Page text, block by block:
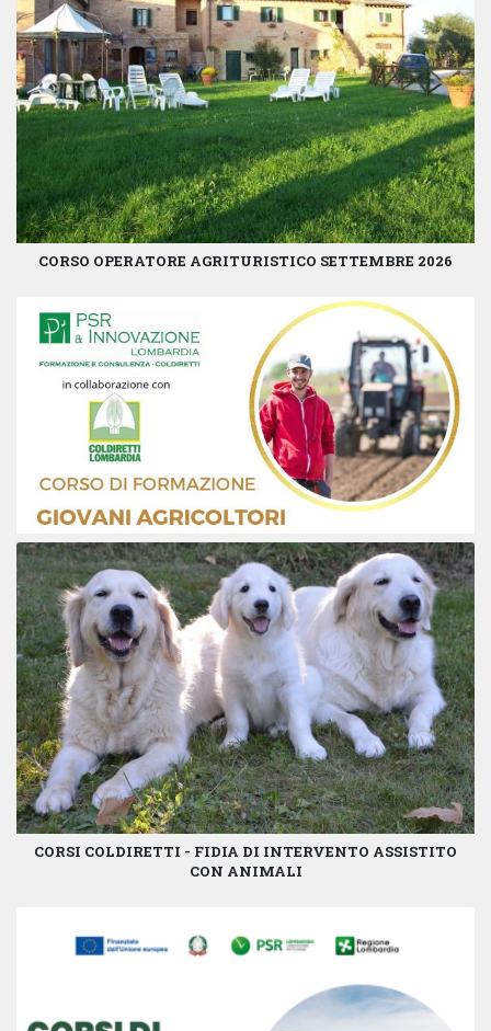
CORSO OPERATORE AGRITURISTICO SETTEMBRE 2026
CORSI COLDIRETTI - FIDIA DI INTERVENTO ASSISTITO
CON ANIMALI